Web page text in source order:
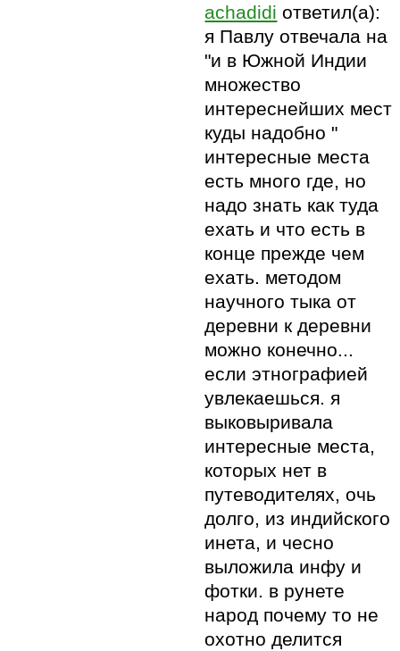
achadidi ответил(а):
я Павлу отвечала на
"и в Южной Индии
множество
интереснейших мест
куды надобно "
интересные места
есть много где, но
надо знать как туда
ехать и что есть в
конце прежде чем
ехать. методом
научного тыка от
деревни к деревни
можно конечно...
если этнографией
увлекаешься. я
выковыривала
интересные места,
которых нет в
путеводителях, очь
долго, из индийского
инета, и чесно
выложила инфу и
фотки. в рунете
народ почему то не
охотно делится